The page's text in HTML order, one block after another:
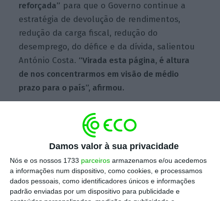
Damos valor à sua privacidade
Nós e os nossos 1733 parceiros armazenamos e/ou acedemos
a informações num dispositivo, como cookies, e processamos
dados pessoais, como identificadores únicos e informações
padrão enviadas por um dispositivo para publicidade e
reforçada” para que o Governo continue a
estratégia de devolução de rendimentos,
redução da carga fiscal, redução do
desemprego, do défice e da dívida, salientou
António Costa. “Virada esta página, é altura
de nos concentrarmos em visão de médio
prazo para o país”, afirmou.